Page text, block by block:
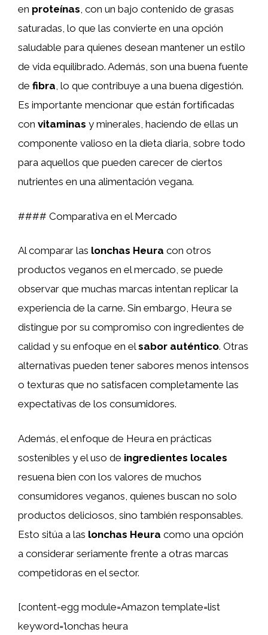
en proteínas, con un bajo contenido de grasas
saturadas, lo que las convierte en una opción
saludable para quienes desean mantener un estilo
de vida equilibrado. Además, son una buena fuente
de fibra, lo que contribuye a una buena digestión.
Es importante mencionar que están fortificadas
con vitaminas y minerales, haciendo de ellas un
componente valioso en la dieta diaria, sobre todo
para aquellos que pueden carecer de ciertos
nutrientes en una alimentación vegana.
#### Comparativa en el Mercado
Al comparar las lonchas Heura con otros
productos veganos en el mercado, se puede
observar que muchas marcas intentan replicar la
experiencia de la carne. Sin embargo, Heura se
distingue por su compromiso con ingredientes de
calidad y su enfoque en elsabor auténtico. Otras
alternativas pueden tener sabores menos intensos
o texturas que no satisfacen completamente las
expectativas de los consumidores.
Además, el enfoque de Heura en prácticas
sostenibles y el uso de ingredientes locales
resuena bien con los valores de muchos
consumidores veganos, quienes buscan no solo
productos deliciosos, sino también responsables.
Esto sitúa a las lonchas Heura como una opción
a considerar seriamente frente a otras marcas
competidoras en el sector.
[content-egg module=Amazon template=list
keyword=’lonchas heura